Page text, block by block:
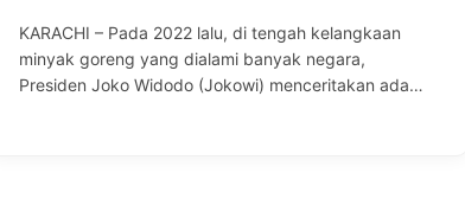
KARACHI – Pada 2022 lalu, di tengah kelangkaan
minyak goreng yang dialami banyak negara,
Presiden Joko Widodo (Jokowi) menceritakan ada…